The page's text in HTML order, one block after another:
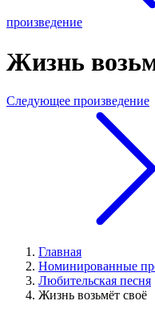
произведение
Жизнь
Следующее произведение
Главная
Номинированные
Любительская песня
Жизнь возьмёт своё